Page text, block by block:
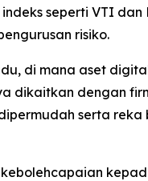
seperti VTI dan
risiko.
di mana aset
dikaitkan dengan
serta